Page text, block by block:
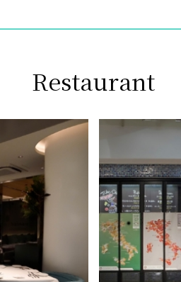
Restaurant